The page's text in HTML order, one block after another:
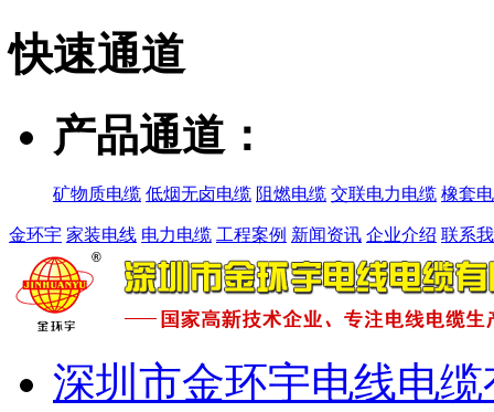
快速通道
产品通道：
矿物质电缆 低烟无卤电缆 阻燃电缆 交联电力电缆 橡套
金环宇 家装电线 电力电缆 工程案例 新闻资讯 企业介绍 联系
深圳市金环宇电线电